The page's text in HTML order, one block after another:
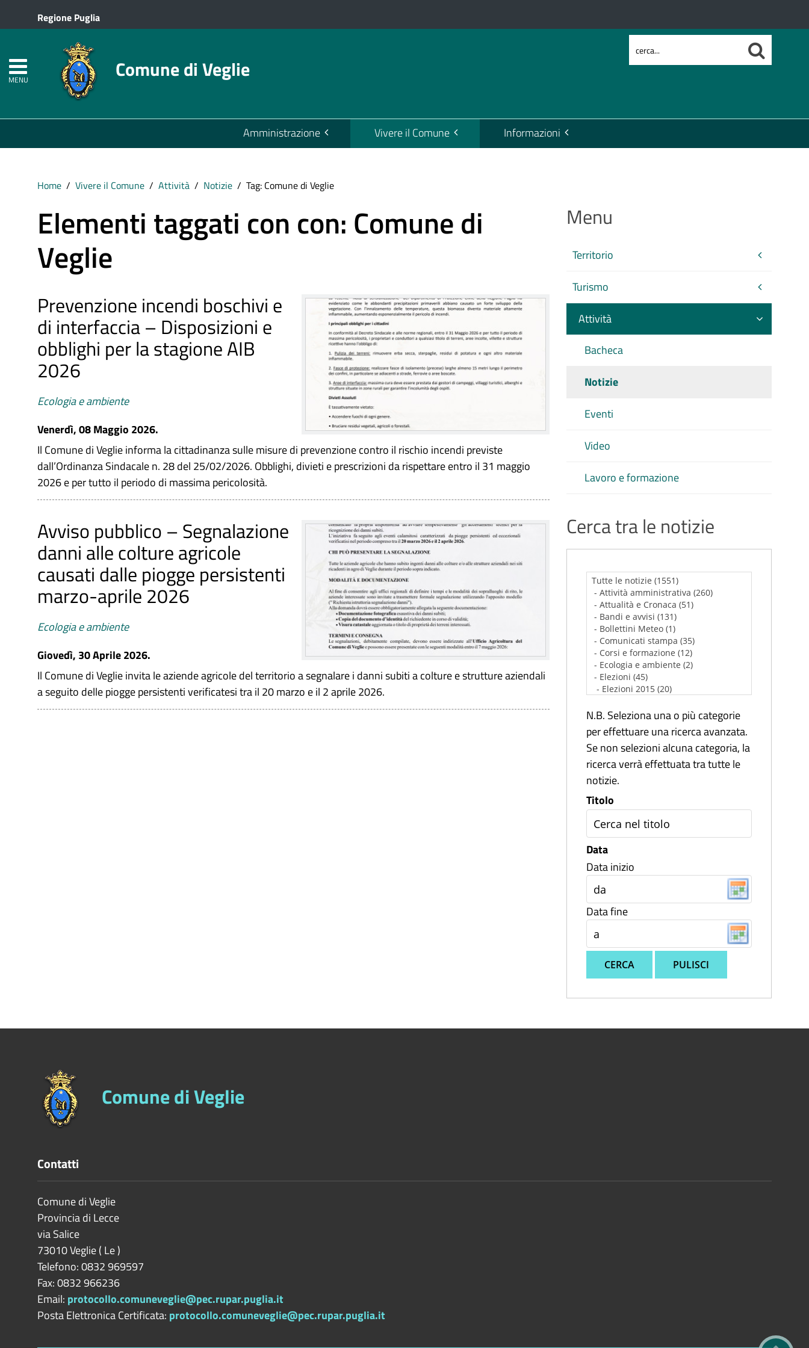
Regione Puglia
MENU Comune di Veglie
Amministrazione Vivere il Comune Informazioni
Home Vivere il Comune Attività Notizie Tag: Comune di Veglie
Elementi taggati con con: Comune di
Veglie
Prevenzione incendi boschivi e
di interfaccia – Disposizioni e
obblighi per la stagione AIB
2026
Ecologia e ambiente
Venerdì, 08 Maggio 2026.
Il Comune di Veglie informa la cittadinanza sulle misure di prevenzione contro il rischio incendi previste
dall’Ordinanza Sindacale n. 28 del 25/02/2026. Obblighi, divieti e prescrizioni da rispettare entro il 31 maggio
2026 e per tutto il periodo di massima pericolosità.
Avviso pubblico – Segnalazione
danni alle colture agricole
causati dalle piogge persistenti
marzo-aprile 2026
Ecologia e ambiente
Giovedì, 30 Aprile 2026.
Il Comune di Veglie invita le aziende agricole del territorio a segnalare i danni subiti a colture e strutture aziendali
a seguito delle piogge persistenti verificatesi tra il 20 marzo e il 2 aprile 2026.
Menu
Territorio
Turismo
Attività
Bacheca
Notizie
Eventi
Video
Lavoro e formazione
Cerca tra le notizie
N.B. Seleziona una o più categorie
per effettuare una ricerca avanzata.
Se non selezioni alcuna categoria, la
ricerca verrà effettuata tra tutte le
notizie.
Titolo
Data
Data inizio
Data fine
CERCA PULISCI
Comune di Veglie
Contatti
Comune di Veglie
Provincia di Lecce
via Salice
73010Veglie( Le)
Telefono: 0832 969597
Fax: 0832 966236
Email: protocollo.comuneveglie@pec.rupar.puglia.it
Posta Elettronica Certificata: protocollo.comuneveglie@pec.rupar.puglia.it